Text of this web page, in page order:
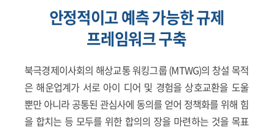
안정적이고 예측 가능한 규제
프레임워크 구축
북극경제이사회의 해상교통 워킹그룹 (MTWG)의 창설 목적
은 해운업계가 서로 아이 디어 및 경험을 상호교환을 도울
뿐만 아니라 공통된 관심사에 동의를 얻어 정책화를 위해 힘
을 합치는 등 모두를 위한 합의의 장을 마련하는 것을 목표